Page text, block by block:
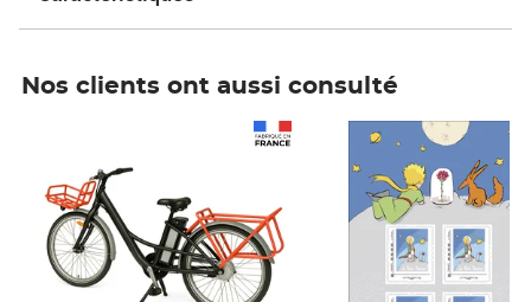
Nos clients ont aussi consulté
Prix 6,25€ HT